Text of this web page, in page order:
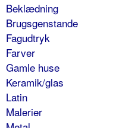
Beklædning
Brugsgenstande
Fagudtryk
Farver
Gamle huse
Keramik/glas
Latin
Malerier